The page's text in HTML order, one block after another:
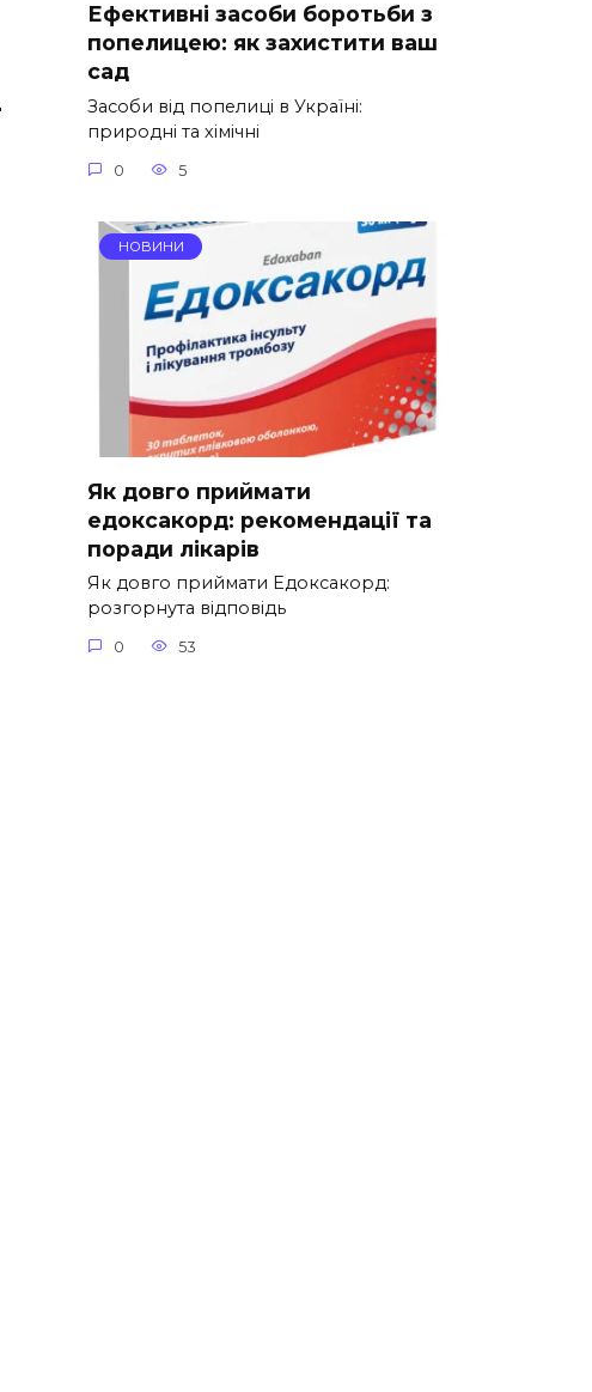
Ефективні засоби боротьби з
попелицею: як захистити ваш
сад
Засоби від попелиці в Україні:
природні та хімічні
0 5
НОВИНИ
Як довго приймати
едоксакорд: рекомендації та
поради лікарів
Як довго приймати Едоксакорд:
розгорнута відповідь
0 53